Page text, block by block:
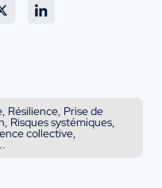
Résilience, Prise de
Risques systémiques,
collective,